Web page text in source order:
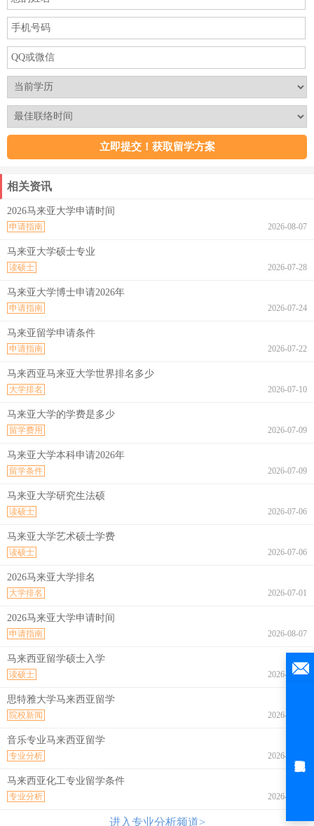
相关资讯
2026马来亚大学申请时间
2026-08-07
申请指南
马来亚大学硕士专业
2026-07-28
读硕士
马来亚大学博士申请2026年
2026-07-24
申请指南
马来亚留学申请条件
2026-07-22
申请指南
马来西亚马来亚大学世界排名多少
2026-07-10
大学排名
马来亚大学的学费是多少
2026-07-09
留学费用
马来亚大学本科申请2026年
2026-07-09
留学条件
马来亚大学研究生法硕
2026-07-06
读硕士
马来亚大学艺术硕士学费
2026-07-06
读硕士
2026马来亚大学排名
2026-07-01
大学排名
2026马来亚大学申请时间
2026-08-07
申请指南
马来西亚留学硕士入学
2026-08-07
读硕士
思特雅大学马来西亚留学
2026-08-07
院校新闻
音乐专业马来西亚留学
2026-08-07
专业分析
马来西亚化工专业留学条件
2026-08-07
专业分析
进入专业分析频道>